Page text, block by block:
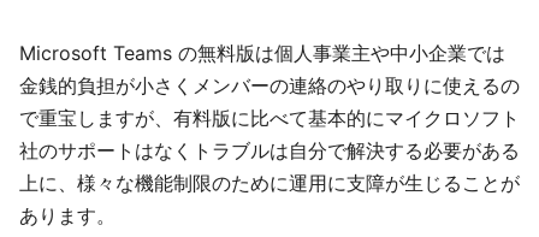
Microsoft Teams の無料版は個人事業主や中小企業では
金銭的負担が小さくメンバーの連絡のやり取りに使えるの
で重宝しますが、有料版に比べて基本的にマイクロソフト
社のサポートはなくトラブルは自分で解決する必要がある
上に、様々な機能制限のために運用に支障が生じることが
あります。